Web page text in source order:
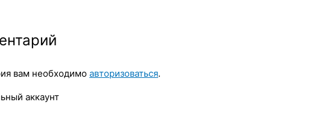
вам необходимоавторизоваться.
аккаунт